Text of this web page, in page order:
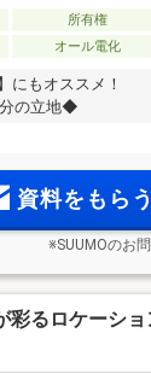
所有権
オール電化
にもオススメ！
の立地◆
資料をもら
※SUUMOのお
彩るロケーショ